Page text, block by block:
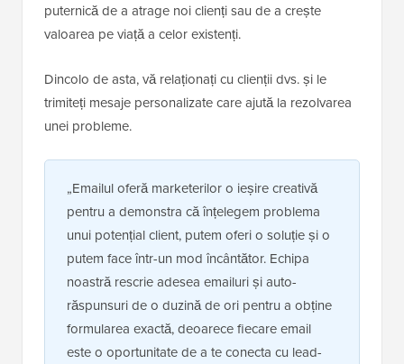
puternică de a atrage noi clienți sau de a crește
valoarea pe viață a celor existenți.
Dincolo de asta, vă relaționați cu clienții dvs. și le
trimiteți mesaje personalizate care ajută la rezolvarea
unei probleme.
„Emailul oferă marketerilor o ieșire creativă
pentru a demonstra că înțelegem problema
unui potențial client, putem oferi o soluție și o
putem face într-un mod încântător. Echipa
noastră rescrie adesea emailuri și auto-
răspunsuri de o duzină de ori pentru a obține
formularea exactă, deoarece fiecare email
este o oportunitate de a te conecta cu lead-